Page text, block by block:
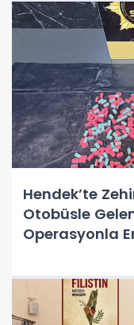
Hendek’te
Otobüsle
Operasyonla